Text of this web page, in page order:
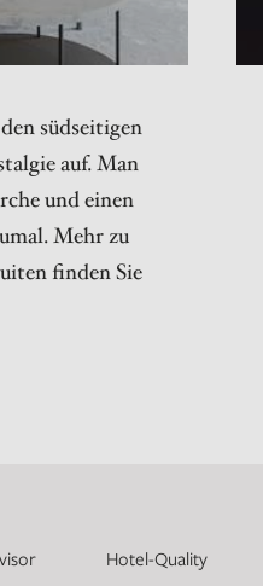
südseitigen
auf. Man
und einen
Mehr zu
finden Sie
Hotel-Quality